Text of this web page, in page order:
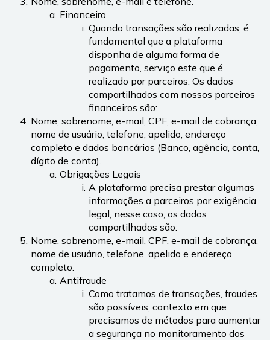
Financeiro
Quando transações são realizadas, é
fundamental que a plataforma
disponha de alguma forma de
pagamento, serviço este que é
realizado por parceiros. Os dados
compartilhados com nossos parceiros
financeiros são:
Nome, sobrenome, e-mail, CPF, e-mail de cobrança,
nome de usuário, telefone, apelido, endereço
completo e dados bancários (Banco, agência, conta,
dígito de conta).
Obrigações Legais
A plataforma precisa prestar algumas
informações a parceiros por exigência
legal, nesse caso, os dados
compartilhados são:
Nome, sobrenome, e-mail, CPF, e-mail de cobrança,
nome de usuário, telefone, apelido e endereço
completo.
Antifraude
Como tratamos de transações, fraudes
são possíveis, contexto em que
precisamos de métodos para aumentar
a segurança no monitoramento dos